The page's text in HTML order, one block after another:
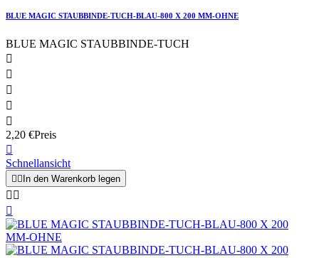
BLUE MAGIC STAUBBINDE-TUCH-BLAU-800 X 200 MM-OHNE
BLUE MAGIC STAUBBINDE-TUCH





2,20 €Preis

Schnellansicht
In den Warenkorb legen
 
